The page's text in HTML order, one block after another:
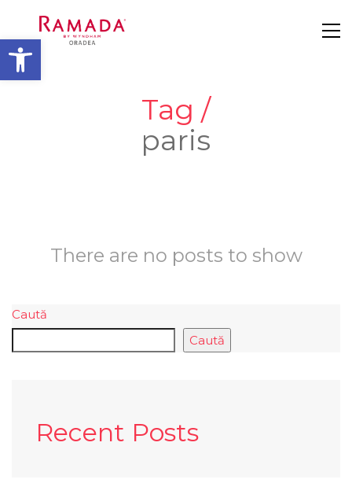
Deschide bara de unelte
Tag /
paris
There are no posts to show
Caută
Caută
Recent Posts